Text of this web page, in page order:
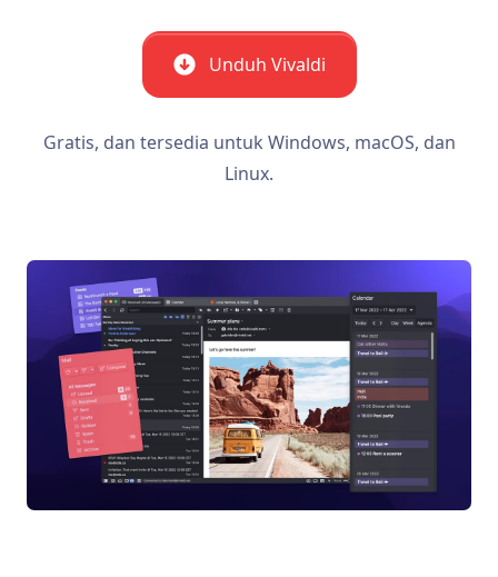
Unduh Vivaldi
Gratis, dan tersedia untuk Windows, macOS, dan
Linux.